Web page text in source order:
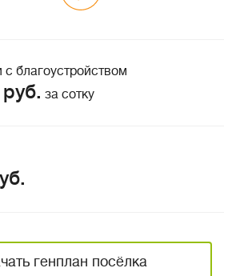
благоустройством
за сотку
генплан посёлка